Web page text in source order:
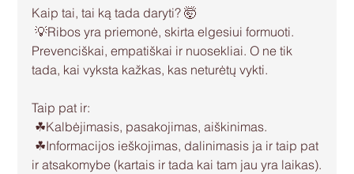
Kaip tai, tai ką tada daryti? 🤯
💡Ribos yra priemonė, skirta elgesiui formuoti.
Prevenciškai, empatiškai ir nuosekliai. O ne tik
tada, kai vyksta kažkas, kas neturėtų vykti.
Taip pat ir:
☘Kalbėjimasis, pasakojimas, aiškinimas.
ir atsakomybe (kartais ir tada kai tam jau yra laikas).